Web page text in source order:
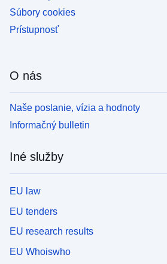
Súbory cookies
Prístupnosť
O nás
Naše poslanie, vízia a hodnoty
Informačný bulletin
Iné služby
EU law
EU tenders
EU research results
EU Whoiswho